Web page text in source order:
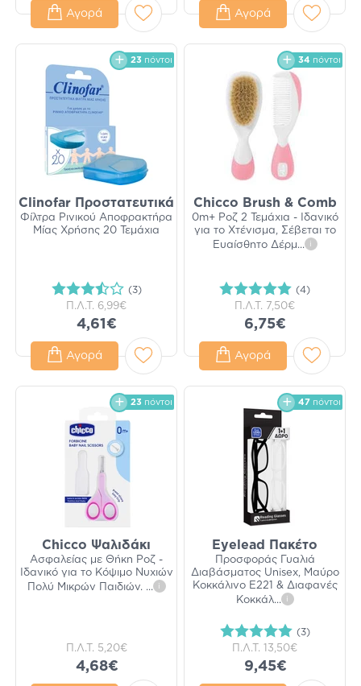
Αγορά Αγορά
23 πόντοι
Clinofar Προστατευτικά
Φίλτρα Ρινικού Αποφρακτήρα
Μίας Χρήσης 20 Τεμάχια
(3)
Π.Λ.Τ. 6,99€
4,61€
Αγορά
34 πόντοι
Chicco Brush & Comb
0m+ Ροζ 2 Τεμάχια - Ιδανικό
για το Χτένισμα, Σέβεται το
Ευαίσθητο Δέρμ... i
(4)
Π.Λ.Τ. 7,50€
6,75€
Αγορά
23 πόντοι
Chicco Ψαλιδάκι
Ασφαλείας με Θήκη Ροζ -
Ιδανικό για το Κόψιμο Νυχιών
Πολύ Μικρών Παιδιών. ... i
Π.Λ.Τ. 5,20€
4,68€
47 πόντοι
Eyelead Πακέτο
Προσφοράς Γυαλιά
Διαβάσματος Unisex, Μαύρο
Κοκκάλινο Ε221 & Διαφανές
Κοκκάλ... i
(3)
Π.Λ.Τ. 13,50€
9,45€